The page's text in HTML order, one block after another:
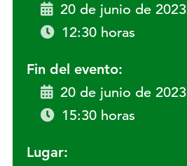
20 de junio de 2023
12:30 horas
Fin del evento:
20 de junio de 2023
15:30 horas
Lugar: